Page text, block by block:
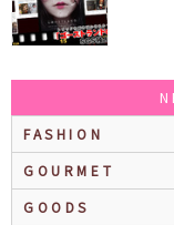
FASHION
GOURMET
GOODS